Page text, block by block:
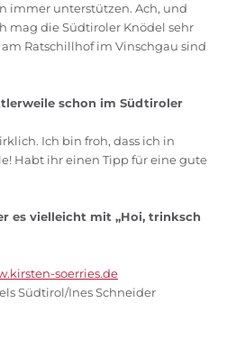
immer unterstützen. Ach, und
mag die Südtiroler Knödel sehr
Ratschillhof im Vinschgau sind
schon im Südtiroler
Ich bin froh, dass ich in
Habt ihr einen Tipp für eine gute
es vielleicht mit „Hoi, trinksch
soerries.de
Südtirol/Ines Schneider